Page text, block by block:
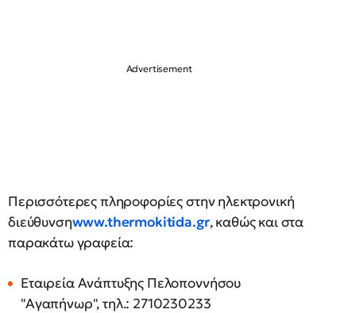
Περισσότερες πληροφορίες στην ηλεκτρονική
διεύθυνσηwww.thermokitida.gr, καθώς και στα
παρακάτω γραφεία:
Εταιρεία Ανάπτυξης Πελοποννήσου
"Αγαπήνωρ", τηλ.: 2710230233